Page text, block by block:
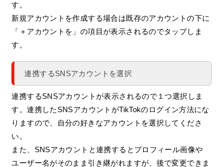
す。
新規アカウントを作成する場合は既存のアカウントの下に
「＋アカウントを」の項目が表示されるのでタップしま
す。
連携するSNSアカウントを選択
連携するSNSアカウントが表示されるので１つ選択しま
す。連携したSNSアカウントがTikTokのログイン方法にな
りますので、自分の好きなアカウントを選択してくださ
い。
また、SNSアカウントと連携するとプロフィール画像や
ユーザー名がそのまま引き継がれますが、後で変更できま